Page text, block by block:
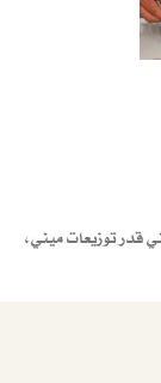
قدر توزيعات ميني،